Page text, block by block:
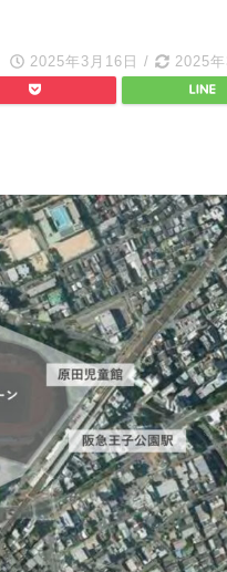
2025年3月16日 / 2025年